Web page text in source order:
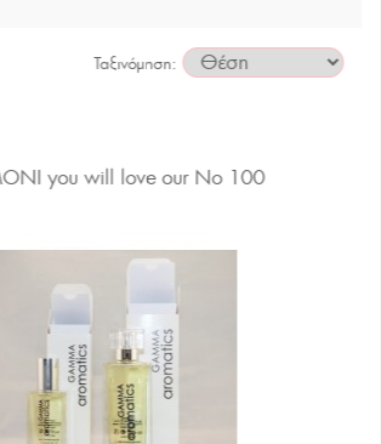
Ταξινόμηση
you will love our No 100